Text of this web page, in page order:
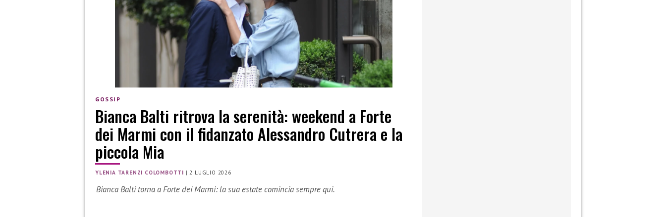
GOSSIP
Bianca Balti ritrova la serenità: weekend a Forte
dei Marmi con il fidanzato Alessandro Cutrera e la
piccola Mia
YLENIA TARENZI COLOMBOTTI |2 LUGLIO 2026
Bianca Balti torna a Forte dei Marmi: la sua estate comincia sempre qui.